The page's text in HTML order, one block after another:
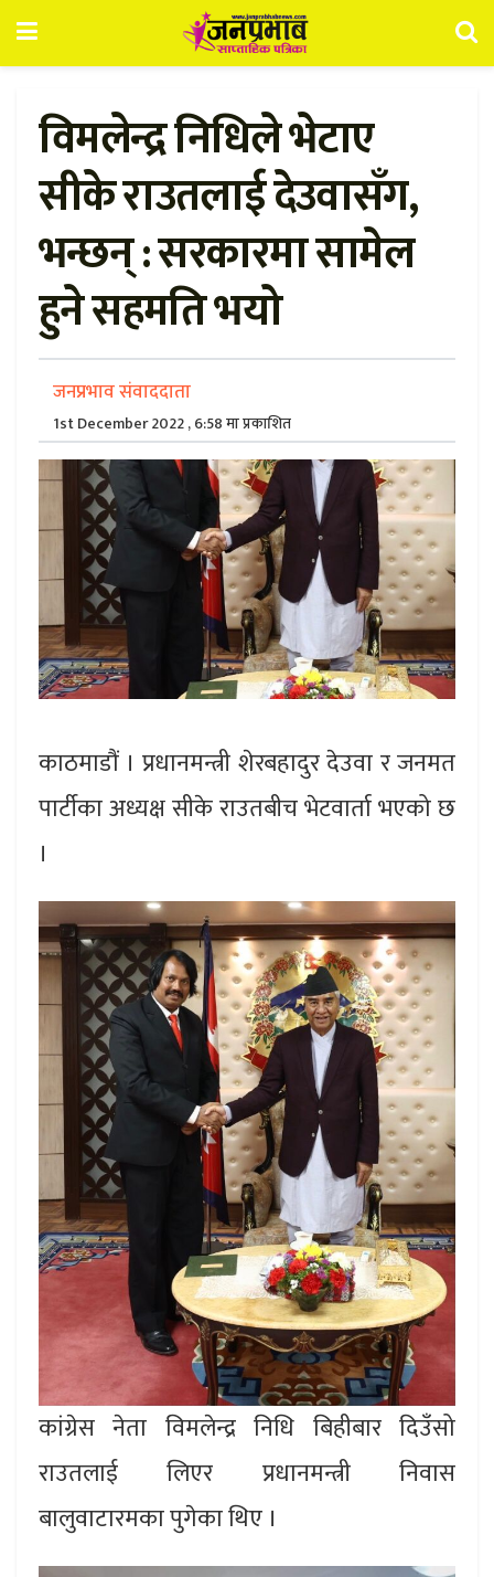
विमलेन्द्र निधिले भेटाए
सीके राउतलाई देउवासँग,
भन्छन् : सरकारमा सामेल
हुने सहमति भयो
जनप्रभाव संवाददाता
1st December 2022 , 6:58 मा प्रकाशित
काठमाडौं । प्रधानमन्त्री शेरबहादुर देउवा र जनमत
पार्टीका अध्यक्ष सीके राउतबीच भेटवार्ता भएको छ
।
कांग्रेस नेता विमलेन्द्र निधि बिहीबार दिउँसो
राउतलाई लिएर प्रधानमन्त्री निवास
बालुवाटारमका पुगेका थिए ।